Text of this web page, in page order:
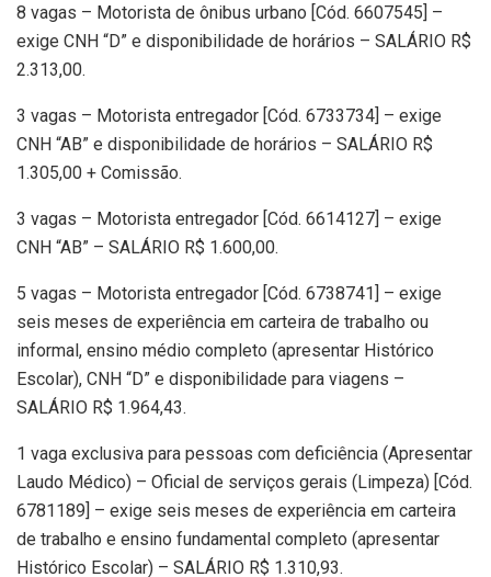
8 vagas – Motorista de ônibus urbano [Cód. 6607545] –
exige CNH “D” e disponibilidade de horários – SALÁRIO R$
2.313,00.
3 vagas – Motorista entregador [Cód. 6733734] – exige
CNH “AB” e disponibilidade de horários – SALÁRIO R$
1.305,00 + Comissão.
3 vagas – Motorista entregador [Cód. 6614127] – exige
CNH “AB” – SALÁRIO R$ 1.600,00.
5 vagas – Motorista entregador [Cód. 6738741] – exige
seis meses de experiência em carteira de trabalho ou
informal, ensino médio completo (apresentar Histórico
Escolar), CNH “D” e disponibilidade para viagens –
SALÁRIO R$ 1.964,43.
1 vaga exclusiva para pessoas com deficiência (Apresentar
Laudo Médico) – Oficial de serviços gerais (Limpeza) [Cód.
6781189] – exige seis meses de experiência em carteira
de trabalho e ensino fundamental completo (apresentar
Histórico Escolar) – SALÁRIO R$ 1.310,93.